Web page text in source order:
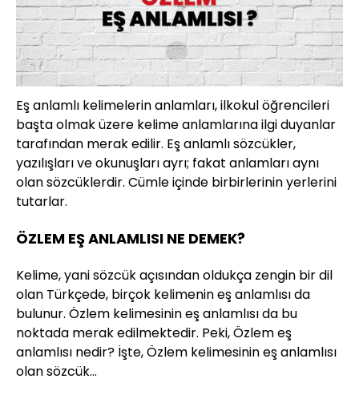
Eş anlamlı kelimelerin anlamları, ilkokul öğrencileri
başta olmak üzere kelime anlamlarına ilgi duyanlar
tarafından merak edilir. Eş anlamlı sözcükler,
yazılışları ve okunuşları ayrı; fakat anlamları aynı
olan sözcüklerdir. Cümle içinde birbirlerinin yerlerini
tutarlar.
ÖZLEM EŞ ANLAMLISI NE DEMEK?
Kelime, yani sözcük açısından oldukça zengin bir dil
olan Türkçede, birçok kelimenin eş anlamlısı da
bulunur. Özlem kelimesinin eş anlamlısı da bu
noktada merak edilmektedir. Peki, Özlem eş
anlamlısı nedir? İşte, Özlem kelimesinin eş anlamlısı
olan sözcük…